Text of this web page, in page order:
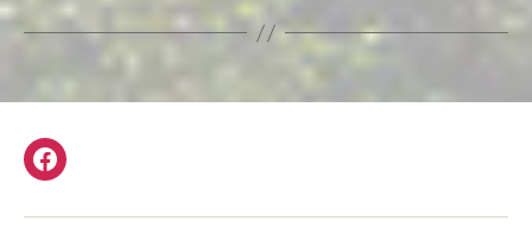
Facebook